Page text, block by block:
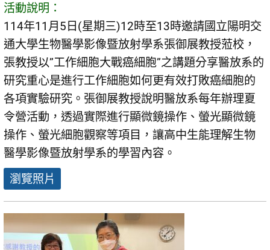
活動說明：
114年11月5日(星期三)12時至13時邀請國立陽明交
通大學生物醫學影像暨放射學系張御展教授蒞校，
張教授以”工作細胞大戰癌細胞”之講題分享醫放系的
研究重心是進行工作細胞如何更有效打敗癌細胞的
各項實驗研究。張御展教授說明醫放系每年辦理夏
令營活動，透過實際進行顯微鏡操作、螢光顯微鏡
操作、螢光細胞觀察等項目，讓高中生能理解生物
醫學影像暨放射學系的學習內容。
瀏覽照片